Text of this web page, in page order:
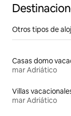
Otros tipos de
Casas domo
mar Adriático
Villas
mar Adriático